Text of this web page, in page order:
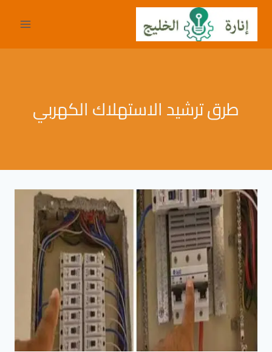
التجاوز
المحتوى
طرق ترشيد الاستهلاك الكهربي